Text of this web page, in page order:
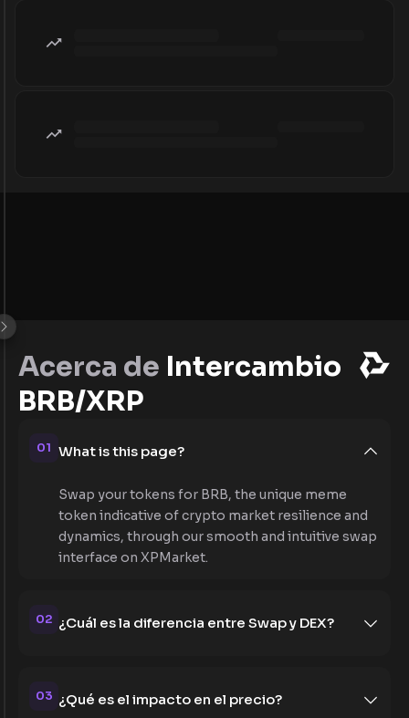
Acerca de Intercambio
BRB/XRP
01 What is this page?
Swap your tokens for BRB, the unique meme
token indicative of crypto market resilience and
dynamics, through our smooth and intuitive swap
interface on XPMarket.
02 ¿Cuál es la diferencia entre Swap y DEX?
03 ¿Qué es el impacto en el precio?